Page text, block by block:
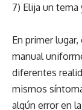
7) Elija un
En primer
manual
diferentes
mismos
algún error en